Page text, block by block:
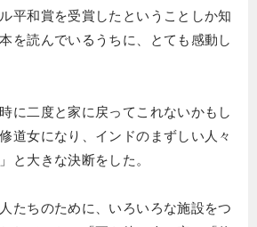
平和賞を受賞したということしか知
を読んでいるうちに、とても感動し
に二度と家に戻ってこれないかもし
道女になり、インドのまずしい人々
と大きな決断をした。
たちのために、いろいろな施設をつ